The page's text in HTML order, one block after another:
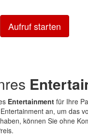
Aufruf starten
Entertainment für Ihre
an, um das
können Sie ohne